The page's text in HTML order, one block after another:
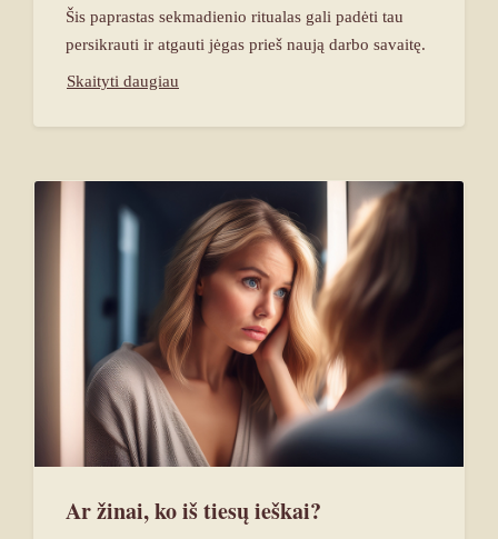
Šis paprastas sekmadienio ritualas gali padėti tau
persikrauti ir atgauti jėgas prieš naują darbo savaitę.
Skaityti daugiau
Ar žinai, ko iš tiesų ieškai?